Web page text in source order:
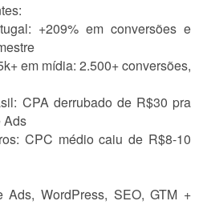
+209% em conversões e
em mídia: 2.500+ conversões,
CPA derrubado de R$30 pra
Ads
CPC médio caiu de R$8-10
Ads, WordPress, SEO, GTM +